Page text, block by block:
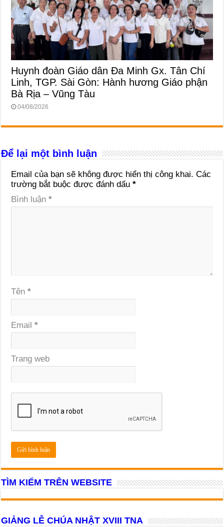
Huynh đoàn Giáo dân Đa Minh Gx. Tân Chí
Linh, TGP. Sài Gòn: Hành hương Giáo phận
Bà Rịa – Vũng Tàu
04/08/2026
Để lại một bình luận
Email của bạn sẽ không được hiển thị công khai. Các
trường bắt buộc được đánh dấu*
Bình luận*
Tên*
Email*
Trang web
TÌM KIẾM TRÊN WEBSITE
GIẢNG LỄ CHÚA NHẬT XVIII TNA